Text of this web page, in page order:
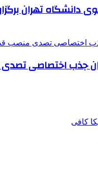
دانشگاه تهران
جذب اختصاصی
کافی